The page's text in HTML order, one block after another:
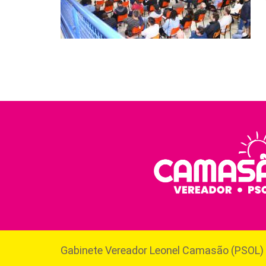
Gabinete Vereador Leonel Camasão (PSOL)